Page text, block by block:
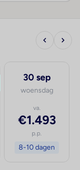
30 sep
woensdag
va.
€1.493
p.p.
8-10 dagen